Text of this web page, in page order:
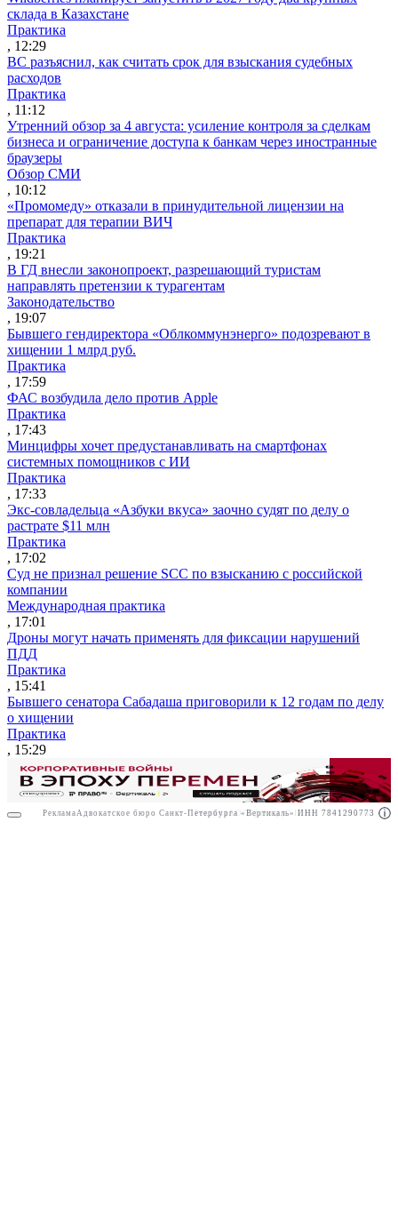
Реклама АО"Право.ру" ИНН: 7708095468
склада в Казахстане
Практика
, 12:29
ВС разъяснил, как считать срок для взыскания судебных
расходов
Практика
, 11:12
Утренний обзор за 4 августа: усиление контроля за сделкам
бизнеса и ограничение доступа к банкам через иностранные
браузеры
Обзор СМИ
, 10:12
«Промомеду» отказали в принудительной лицензии на
препарат для терапии ВИЧ
Практика
, 19:21
В ГД внесли законопроект, разрешающий туристам
направлять претензии к турагентам
Законодательство
, 19:07
Бывшего гендиректора «Облкоммунэнерго» подозревают в
хищении 1 млрд руб.
Практика
, 17:59
ФАС возбудила дело против Apple
Практика
, 17:43
Минцифры хочет предустанавливать на смартфонах
системных помощников с ИИ
Практика
, 17:33
Экс-совладельца «Азбуки вкуса» заочно судят по делу о
растрате $11 млн
Практика
, 17:02
Суд не признал решение SCC по взысканию с российской
компании
Международная практика
, 17:01
Дроны могут начать применять для фиксации нарушений
ПДД
Практика
, 15:41
Бывшего сенатора Сабадаша приговорили к 12 годам по делу
о хищении
Практика
, 15:29
Реклама Адвокатское бюро Санкт-Петербурга «Вертикаль» ИНН 7841290773